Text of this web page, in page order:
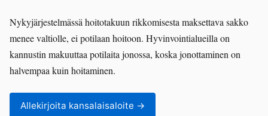
Nykyjärjestelmässä hoitotakuun rikkomisesta maksettava sakko
menee valtiolle, ei potilaan hoitoon. Hyvinvointialueilla on
kannustin makuuttaa potilaita jonossa, koska jonottaminen on
halvempaa kuin hoitaminen.
Allekirjoita kansalaisaloite